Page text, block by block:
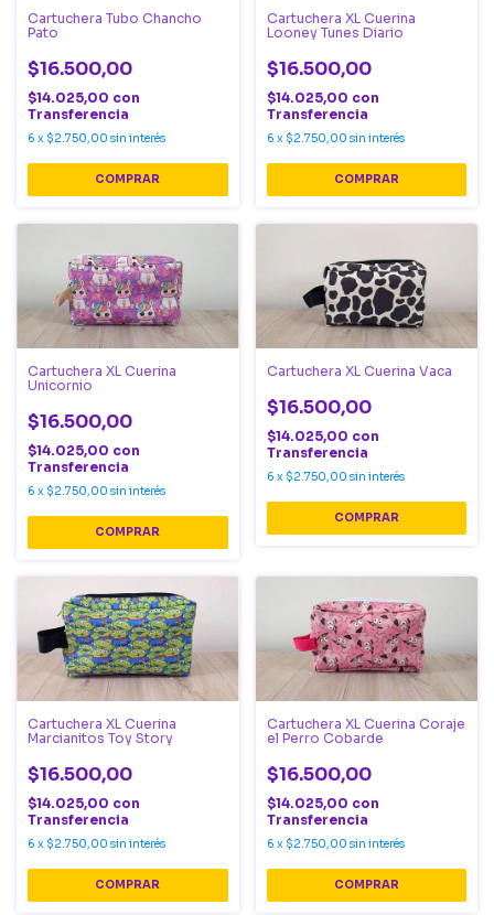
Cartuchera Tubo Chancho
Pato
$16.500,00
$14.025,00 con
Transferencia
6 x $2.750,00 sin interés
Cartuchera XL Cuerina
Looney Tunes Diario
$16.500,00
$14.025,00 con
Transferencia
6 x $2.750,00 sin interés
Cartuchera XL Cuerina
Unicornio
$16.500,00
$14.025,00 con
Transferencia
6 x $2.750,00 sin interés
Cartuchera XL Cuerina Vaca
$16.500,00
$14.025,00 con
Transferencia
6 x $2.750,00 sin interés
Cartuchera XL Cuerina
Marcianitos Toy Story
$16.500,00
$14.025,00 con
Transferencia
6 x $2.750,00 sin interés
Cartuchera XL Cuerina Coraje
el Perro Cobarde
$16.500,00
$14.025,00 con
Transferencia
6 x $2.750,00 sin interés